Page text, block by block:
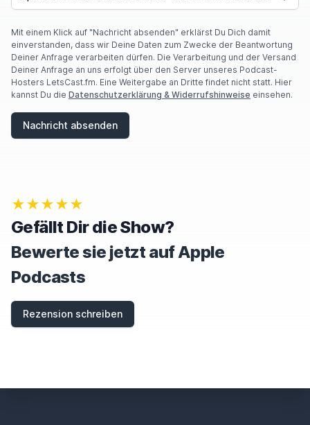
O
A
R
E
A
H
U
R
E
T
H
I
S
F
E
Mit einem Klick auf "Nachricht absenden" erklärst Du Dich damit
einverstanden, dass wir Deine Daten zum Zwecke der Beantwortung
Deiner Anfrage verarbeiten dürfen. Die Verarbeitung und der Versand
Deiner Anfrage an uns erfolgt über den Server unseres Podcast-
Hosters LetsCast.fm. Eine Weitergabe an Dritte findet nicht statt. Hier
kannst Du die Datenschutzerklärung & Widerrufshinweise einsehen.
Nachricht absenden
★★★★★
Gefällt Dir die Show?
Bewerte sie jetzt auf Apple
Podcasts
Rezension schreiben